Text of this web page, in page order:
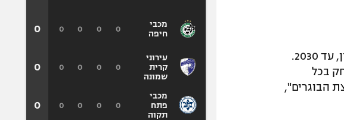
הפועל באר שבע הודיעה היום (ראשון) כי איתי חזות חתם על חוזה ל-5 עונות במועדון, עד 2030.
2017/2018. "איתי שיחק בכל
שלו בקבוצת הבוגרים",
מכבי
חיפה
עירוני
קרית
שמונה
מכבי
פתח
תקוה
0
0
0
0
0
0
0
0
0
0
0
0
0
0
0